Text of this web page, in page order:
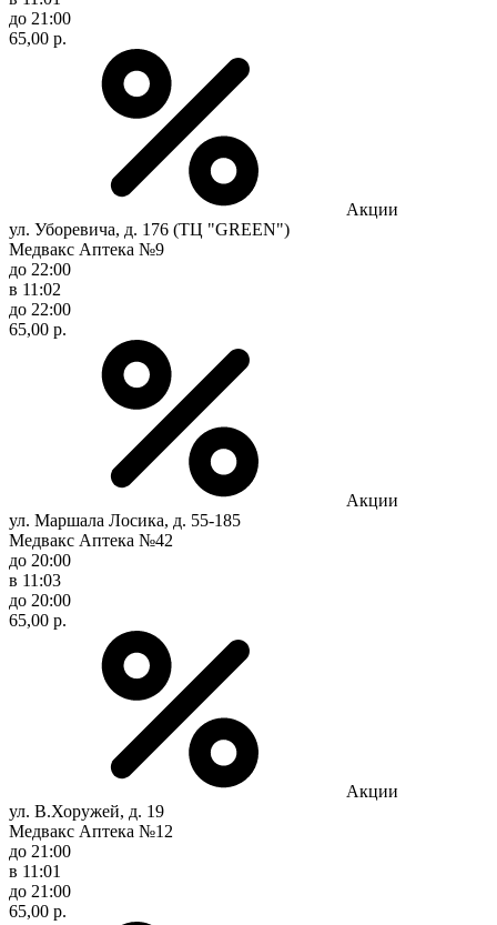
до 21:00
65,00 р.
Акции
ул. Уборевича, д. 176 (ТЦ "GREEN")
Медвакс Аптека №9
до 22:00
в 11:02
до 22:00
65,00 р.
Акции
ул. Маршала Лосика, д. 55-185
Медвакс Аптека №42
до 20:00
в 11:03
до 20:00
65,00 р.
Акции
ул. В.Хоружей, д. 19
Медвакс Аптека №12
до 21:00
в 11:01
до 21:00
65,00 р.